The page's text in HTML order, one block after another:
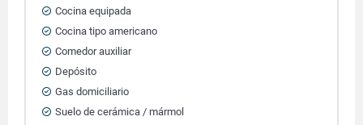
Cocina equipada
Cocina tipo americano
Comedor auxiliar
Depósito
Gas domiciliario
Suelo de cerámica / mármol